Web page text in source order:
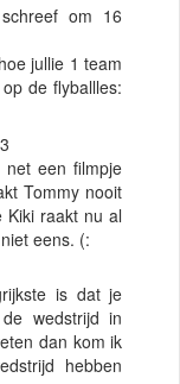
schreef om 16
jullie 1 team
de flyballles:
een filmpje
Tommy nooit
Kiki raakt nu al
eens. (:
is dat je
wedstrijd in
dan kom ik
hebben